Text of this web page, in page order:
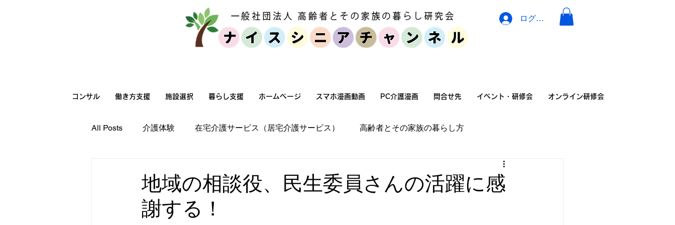
ログイン
コンサル 働き方支援 施設選択 暮らし支援 ホームページ スマホ漫画動画 PC介護漫画 問合せ先 イベント・研修会 オンライン研修会
All Posts 介護体験 在宅介護サービス（居宅介護サービス） 高齢者とその家族の暮らし方
高齢者とその家族の暮らし方
在宅介護 職場環境
地域の相談役、民生委員さんの活躍に感
謝する！